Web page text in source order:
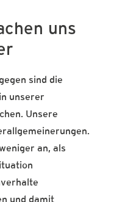
uns
sind die
unserer
Unsere
an, als